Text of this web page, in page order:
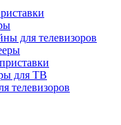
для телевизоров
для ТВ
телевизоров